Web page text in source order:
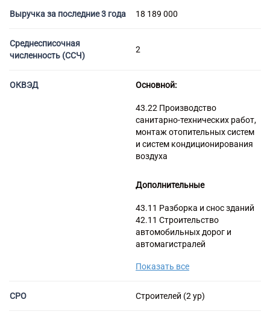
Выручка за последние 3 года 18 189 000
Среднесписочная
численность (ССЧ)
2
ОКВЭД Основной:
43.22 Производство
санитарно-технических работ,
монтаж отопительных систем
и систем кондиционирования
воздуха
Дополнительные
43.11 Разборка и снос зданий
42.11 Строительство
автомобильных дорог и
автомагистралей
нежилых зданий
неспециализированная
Показать все
СРО Строителей (2 ур)